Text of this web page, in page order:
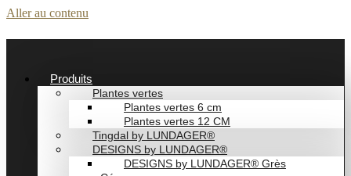
Aller au contenu
Produits
Plantes vertes
Plantes vertes 6 cm
Plantes vertes 12 CM
Tingdal by LUNDAGER®
DESIGNS by LUNDAGER®
DESIGNS by LUNDAGER® Grès